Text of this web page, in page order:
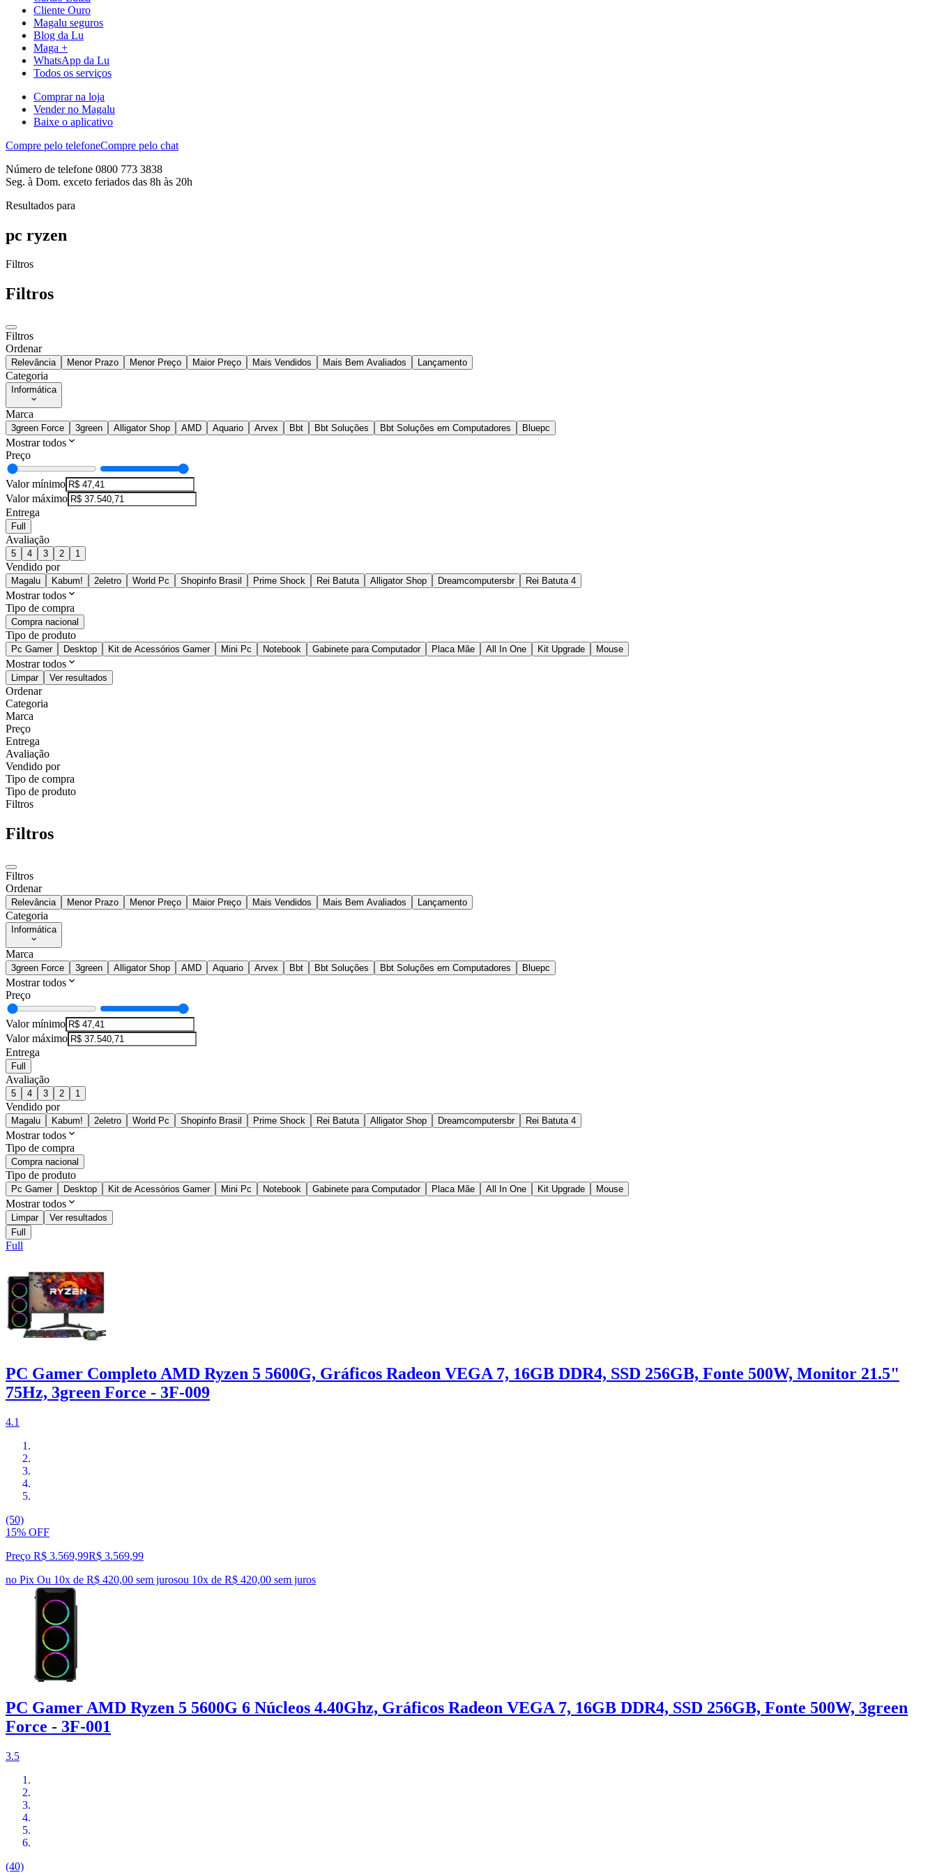
Cliente Ouro
Magalu seguros
Blog da Lu
Maga +
WhatsApp da Lu
Todos os serviços
Comprar na loja
Vender no Magalu
Baixe o aplicativo
Compre pelo telefoneCompre pelo chat
Número de telefone 0800 773 3838
Seg. à Dom. exceto feriados das 8h às 20h
Resultados para
pc ryzen
Filtros
Filtros
Filtros
Ordenar
Relevância Menor Prazo Menor Preço Maior Preço Mais Vendidos Mais Bem Avaliados Lançamento
Categoria
Informática
Marca
3green Force 3green Alligator Shop AMD Aquario Arvex Bbt Bbt Soluções Bbt Soluções em Computadores Bluepc
Mostrar todos
Preço
Valor mínimo
Valor máximo
Entrega
Full
Avaliação
5 4 3 2 1
Vendido por
Magalu Kabum! 2eletro World Pc Shopinfo Brasil Prime Shock Rei Batuta Alligator Shop Dreamcomputersbr Rei Batuta 4
Mostrar todos
Tipo de compra
Compra nacional
Tipo de produto
Pc Gamer Desktop Kit de Acessórios Gamer Mini Pc Notebook Gabinete para Computador Placa Mãe All In One Kit Upgrade Mouse
Mostrar todos
Limpar Ver resultados
Ordenar
Categoria
Marca
Preço
Entrega
Avaliação
Vendido por
Tipo de compra
Tipo de produto
Filtros
Filtros
Filtros
Ordenar
Relevância Menor Prazo Menor Preço Maior Preço Mais Vendidos Mais Bem Avaliados Lançamento
Categoria
Informática
Marca
3green Force 3green Alligator Shop AMD Aquario Arvex Bbt Bbt Soluções Bbt Soluções em Computadores Bluepc
Mostrar todos
Preço
Valor mínimo
Valor máximo
Entrega
Full
Avaliação
5 4 3 2 1
Vendido por
Magalu Kabum! 2eletro World Pc Shopinfo Brasil Prime Shock Rei Batuta Alligator Shop Dreamcomputersbr Rei Batuta 4
Mostrar todos
Tipo de compra
Compra nacional
Tipo de produto
Pc Gamer Desktop Kit de Acessórios Gamer Mini Pc Notebook Gabinete para Computador Placa Mãe All In One Kit Upgrade Mouse
Mostrar todos
Limpar
Ver resultados
Full
Full
PC Gamer Completo AMD Ryzen 5 5600G, Gráficos Radeon VEGA 7, 16GB DDR4, SSD 256GB, Fonte 500W, Monitor 21.5"
75Hz, 3green Force - 3F-009
4.1
(50)
15% OFF
Preço R$ 3.569,99R$ 3.569,99
no Pix Ou 10x de R$ 420,00 sem jurosou 10x de R$ 420,00 sem juros
PC Gamer AMD Ryzen 5 5600G 6 Núcleos 4.40Ghz, Gráficos Radeon VEGA 7, 16GB DDR4, SSD 256GB, Fonte 500W, 3green
Force - 3F-001
3.5
(40)